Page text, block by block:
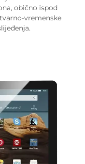
obično ispod
vremenske